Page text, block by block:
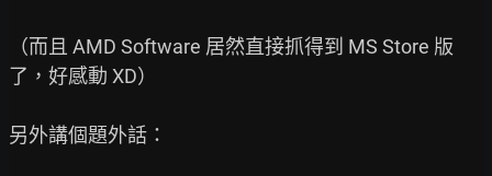
（而且 AMD Software 居然直接抓得到 MS Store 版
了，好感動 XD）
另外講個題外話：